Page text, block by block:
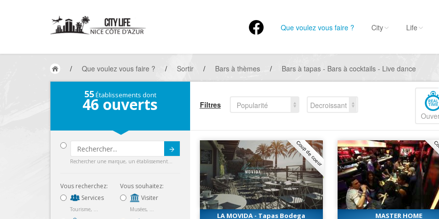
Que voulez vous faire ? City Life
/ Que voulez vous faire ? / Sortir / Bars à thèmes / Bars à tapas - Bars à cocktails - Live dance
55Établissements dont
46 ouverts
Rechercher une marque, un établissement...
Vous recherchez:
Services
Tourisme, ...
Vous souhaitez:
Visiter
Musées, ...
Filtres Popularité
Decroissant
Coup de coeur
LA MOVIDA - Tapas Bodega
MASTER HOME